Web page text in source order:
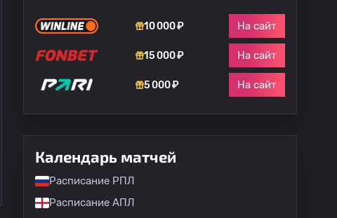
10 000 ₽ На сайт
15 000 ₽ На сайт
5 000 ₽ На сайт
Календарь матчей
Расписание РПЛ
Расписание АПЛ